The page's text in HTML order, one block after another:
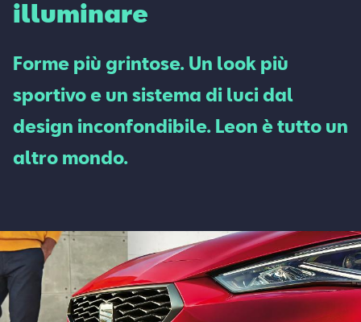
illuminare
Forme più grintose. Un look più
sportivo e un sistema di luci dal
design inconfondibile. Leon è tutto un
altro mondo.